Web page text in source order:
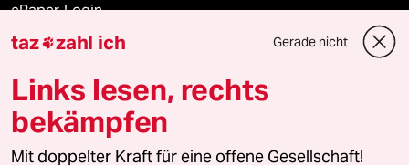
ePaper Login
Downloads für Abonnierende
© 2026 taz Verlags und Vertriebs GmbH
Alle Rechte vorbehalten. Bei rechtlichen Fragen oder für Genehmigungen
taz zahl ich Gerade nicht
Links lesen, rechts
bekämpfen
Mit doppelter Kraft für eine offene Gesellschaft!